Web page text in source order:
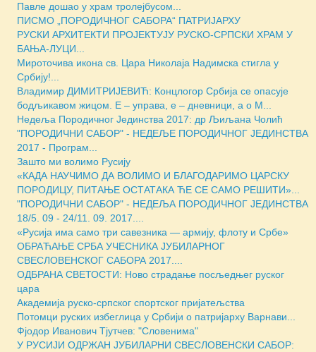
Павле дошао у храм тролејбусом...
ПИСМО „ПОРОДИЧНОГ САБОРА“ ПАТРИЈАРХУ
РУСКИ АРХИТЕКТИ ПРОЈЕКТУЈУ РУСКО-СРПСКИ ХРАМ У
БАЊА-ЛУЦИ...
Мироточива икона св. Цара Николаја Надимска стигла у
Србију!...
Владимир ДИМИТРИЈЕВИЋ: Концлогор Србија се опасује
бодљикавом жицом. Е – управа, е – дневници, а о М...
Недеља Породичног Јединства 2017: др Љиљана Чолић
"ПОРОДИЧНИ САБОР" - НЕДЕЉE ПОРОДИЧНОГ ЈЕДИНСТВА
2017 - Програм...
Зашто ми волимо Русију
«КАДА НАУЧИМО ДА ВОЛИМО И БЛАГОДАРИМО ЦАРСКУ
ПОРОДИЦУ, ПИТАЊЕ ОСТАТАКА ЋЕ СЕ САМО РЕШИТИ»...
"ПОРОДИЧНИ САБОР" - НЕДЕЉА ПОРОДИЧНОГ ЈЕДИНСТВА
18/5. 09 - 24/11. 09. 2017....
«Русија има само три савезника — армију, флоту и Србе»
ОБРАЋАЊЕ СРБА УЧЕСНИКА ЈУБИЛАРНОГ
СВЕСЛОВЕНСКОГ САБОРА 2017....
ОДБРАНА СВЕТОСТИ: Ново страдање посљедњег руског
цара
Академија руско-српског спортског пријатељства
Потомци руских избеглица у Србији о патријарху Варнави...
Фјодор Иванович Тјутчев: "Словенима"
У РУСИЈИ ОДРЖАН ЈУБИЛАРНИ СВЕСЛОВЕНСКИ САБОР: